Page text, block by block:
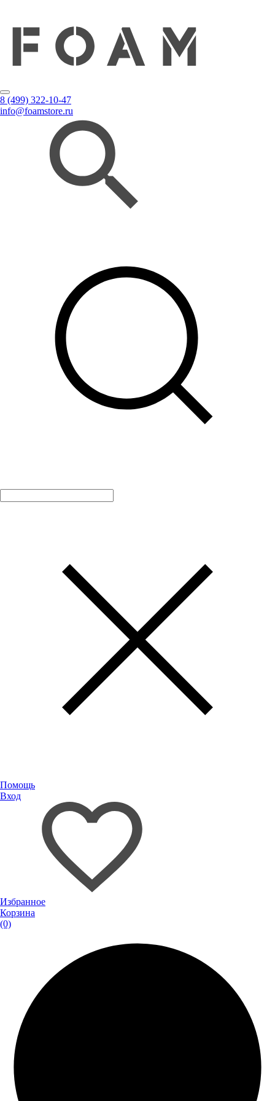
8 (499) 322-10-47
info@foamstore.ru
Помощь
Вход
Избранное
Корзина
(0)